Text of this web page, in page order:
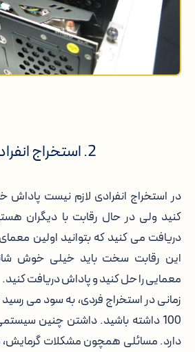
2. استخراج انفرادی
در استخراج انفرادی لازم نیست پاداش
کنید ولی در حال رقابت با دیگران
دریافت می کنید که بتوانید اولین
این رقابت سخت باید خیلی خوش
معمایی را حل کنید و پاداش دریافت کنید.
زمانی در استخراج فردی، به سود می رسید
100 داشته باشید. داشتن چنین
دارد. مسائلی همچون مشکلات گرمایش،